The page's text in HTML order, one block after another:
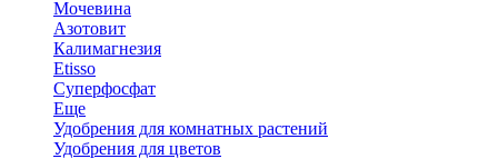
Мочевина
Азотовит
Калимагнезия
Etisso
Суперфосфат
Еще
Удобрения для комнатных растений
Удобрения для цветов